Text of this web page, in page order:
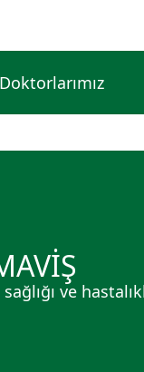
Doktorlarımız
ve